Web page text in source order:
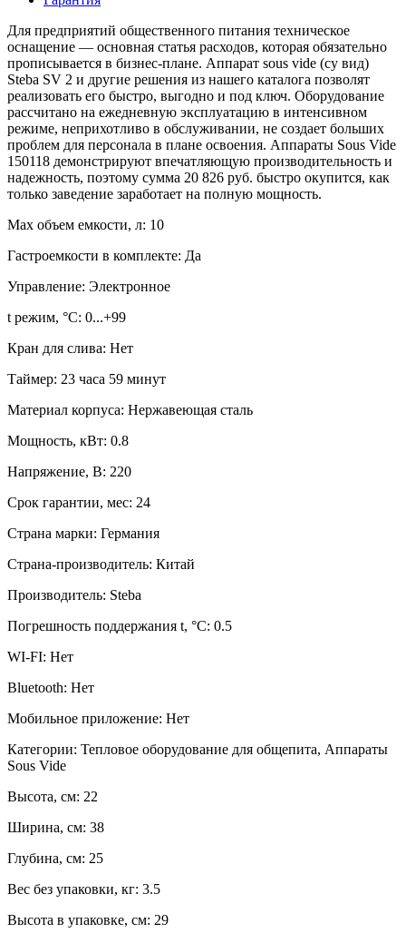
Для предприятий общественного питания техническое
оснащение — основная статья расходов, которая обязательно
прописывается в бизнес-плане. Аппарат sous vide (су вид)
Steba SV 2 и другие решения из нашего каталога позволят
реализовать его быстро, выгодно и под ключ. Оборудование
рассчитано на ежедневную эксплуатацию в интенсивном
режиме, неприхотливо в обслуживании, не создает больших
проблем для персонала в плане освоения. Аппараты Sous Vide
150118 демонстрируют впечатляющую производительность и
надежность, поэтому сумма 20 826 руб. быстро окупится, как
только заведение заработает на полную мощность.
Max объем емкости, л: 10
Гастроемкости в комплекте: Да
Управление: Электронное
t режим, °С: 0...+99
Кран для слива: Нет
Таймер: 23 часа 59 минут
Материал корпуса: Нержавеющая сталь
Мощность, кВт: 0.8
Напряжение, В: 220
Срок гарантии, мес: 24
Страна марки: Германия
Страна-производитель: Китай
Производитель: Steba
Погрешность поддержания t, °С: 0.5
WI-FI: Нет
Bluetooth: Нет
Мобильное приложение: Нет
Категории: Тепловое оборудование для общепита, Аппараты
Sous Vide
Высота, см: 22
Ширина, см: 38
Глубина, см: 25
Вес без упаковки, кг: 3.5
Высота в упаковке, см: 29